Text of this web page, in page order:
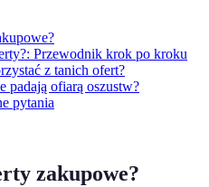
Przewodnik krok po kroku
z tanich ofert?
padają ofiarą oszustw?
pytania
zakupowe?